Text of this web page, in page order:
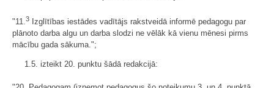
"11.3
Izglītības iestādes vadītājs rakstveidā informē pedagogu par
plānoto darba algu un darba slodzi ne vēlāk kā vienu mēnesi pirms
mācību gada sākuma.";
1.5. izteikt 20. punktu šādā redakcijā: